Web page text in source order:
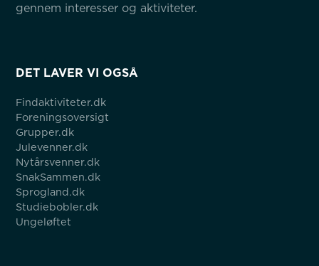
gennem interesser og aktiviteter.
DET LAVER VI OGSÅ
Findaktiviteter.dk
Foreningsoversigt
Grupper.dk
Julevenner.dk
Nytårsvenner.dk
SnakSammen.dk
Sprogland.dk
Studiebobler.dk
Ungeløftet